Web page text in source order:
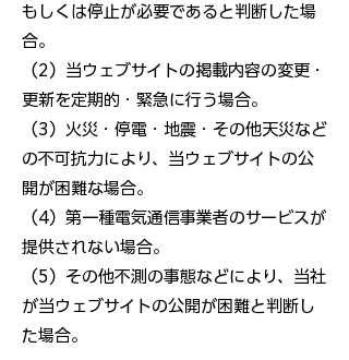
もしくは停止が必要であると判断した場
合。
（2）当ウェブサイトの掲載内容の変更・
更新を定期的・緊急に行う場合。
（3）火災・停電・地震・その他天災など
の不可抗力により、当ウェブサイトの公
開が困難な場合。
（4）第一種電気通信事業者のサービスが
提供されない場合。
（5）その他不測の事態などにより、当社
が当ウェブサイトの公開が困難と判断し
た場合。